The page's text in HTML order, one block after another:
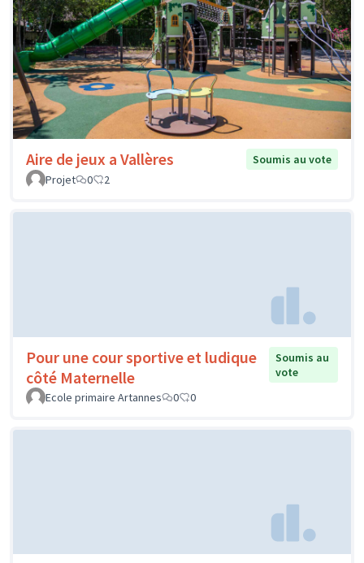
Aire de jeux a Vallères
Soumis au vote
Projet
0 2
Pour une cour sportive et ludique
côté Maternelle
Soumis au
vote
Ecole primaire Artannes
0 0